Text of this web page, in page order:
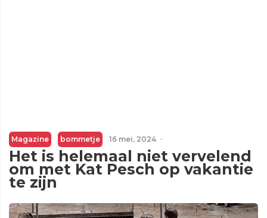
Magazine bommetje 16 mei, 2024 ·
Het is helemaal niet vervelend
om met Kat Pesch op vakantie
te zijn